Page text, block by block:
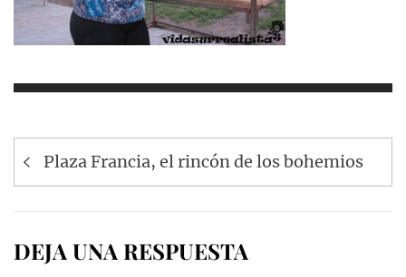
Navegación
de
Plaza Francia, el rincón de los bohemios
DEJA UNA RESPUESTA